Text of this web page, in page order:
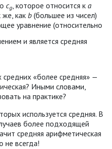
cg, которое относится к a
же, как b (большее из чисел)
уравнение (относительно
и является средняя
«более средняя» —
Иными словами,
на практике?
используется средняя. В
более подходящей
средняя арифметическая
не всегда!